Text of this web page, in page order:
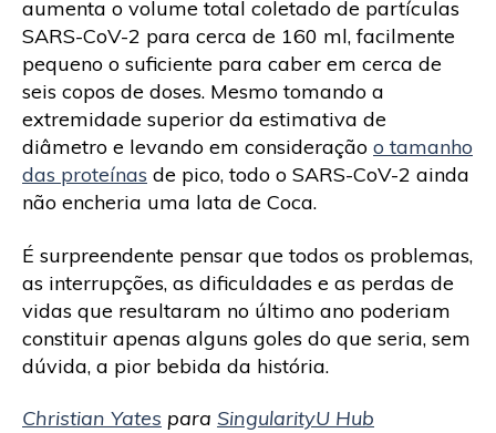
aumenta o volume total coletado de partículas
SARS-CoV-2 para cerca de 160 ml, facilmente
pequeno o suficiente para caber em cerca de
seis copos de doses. Mesmo tomando a
extremidade superior da estimativa de
diâmetro e levando em consideração o tamanho
das proteínas de pico, todo o SARS-CoV-2 ainda
não encheria uma lata de Coca.
É surpreendente pensar que todos os problemas,
as interrupções, as dificuldades e as perdas de
vidas que resultaram no último ano poderiam
constituir apenas alguns goles do que seria, sem
dúvida, a pior bebida da história.
Christian Yates para SingularityU Hub